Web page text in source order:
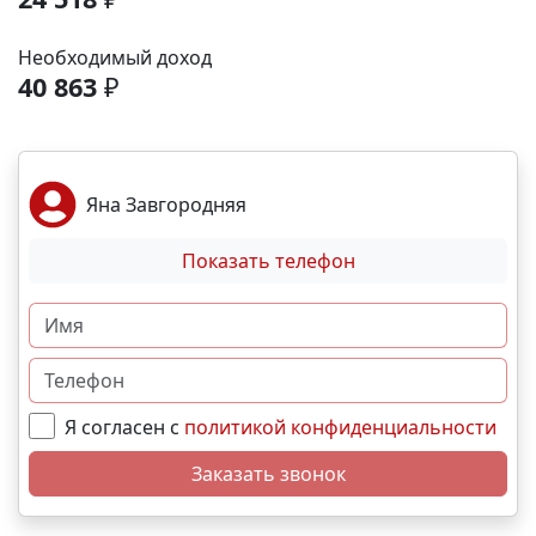
бассейн Транспортная доступность: - В 5 минутах
ходьбы — остановка общественного транспорта
(маршрутки, автобусы, троллейбус). - 5 минут до
Симферополя на машине. - 10–12 минут до ТРК
«МЕГАНОМ». Выгодные условия покупки: -
Беспроцентная рассрочка - Льготная ипотека. -
Возможно использовать материнский капитал, как
для приобретения в рассрочку так и в ипотеку.
Свяжитесь с нами прямо сейчас и мы подберем
лучший вариант именно для Вас! N3299
Необходимый доход
40 863 ₽
Яна Завгородняя
Показать телефон
Я согласен с политикой конфиденциальности
Заказать звонок